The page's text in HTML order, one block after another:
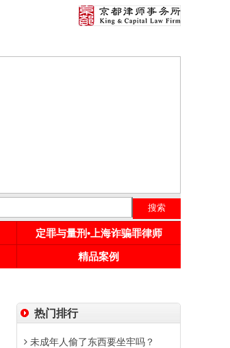
定罪与量刑•上海诈骗罪律师
精品案例
热门排行
未成年人偷了东西要坐牢吗？